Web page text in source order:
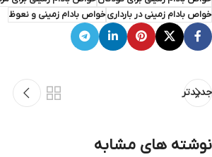
خواص بادام زمینی در بارداریخواص بادام زمینی و نعوظ
جدیدتر
نوشته های مشابه